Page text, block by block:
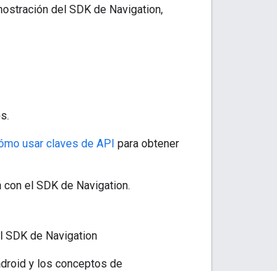
del SDK de Navigation,
usar claves de API para obtener
con el SDK de Navigation.
SDK de Navigation
y los conceptos de